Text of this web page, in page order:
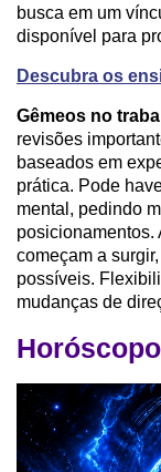
busca em um
disponível para
Descubra os
Gêmeos no
revisões
baseados em
prática. Pode
mental, pedindo
posicionamentos.
começam a
possíveis.
mudanças de